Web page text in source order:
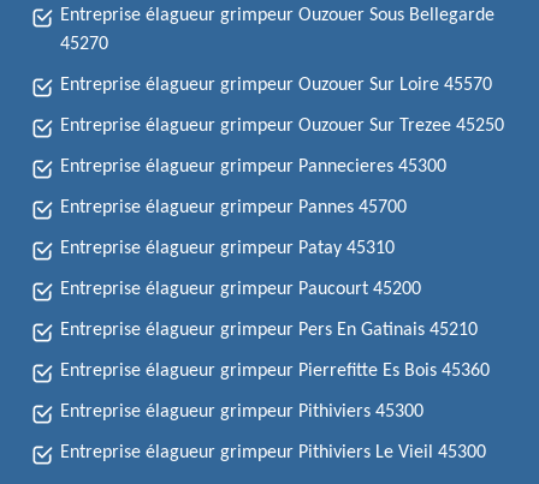
Entreprise élagueur grimpeur Ouzouer Sous Bellegarde
45270
Entreprise élagueur grimpeur Ouzouer Sur Loire 45570
Entreprise élagueur grimpeur Ouzouer Sur Trezee 45250
Entreprise élagueur grimpeur Pannecieres 45300
Entreprise élagueur grimpeur Pannes 45700
Entreprise élagueur grimpeur Patay 45310
Entreprise élagueur grimpeur Paucourt 45200
Entreprise élagueur grimpeur Pers En Gatinais 45210
Entreprise élagueur grimpeur Pierrefitte Es Bois 45360
Entreprise élagueur grimpeur Pithiviers 45300
Entreprise élagueur grimpeur Pithiviers Le Vieil 45300